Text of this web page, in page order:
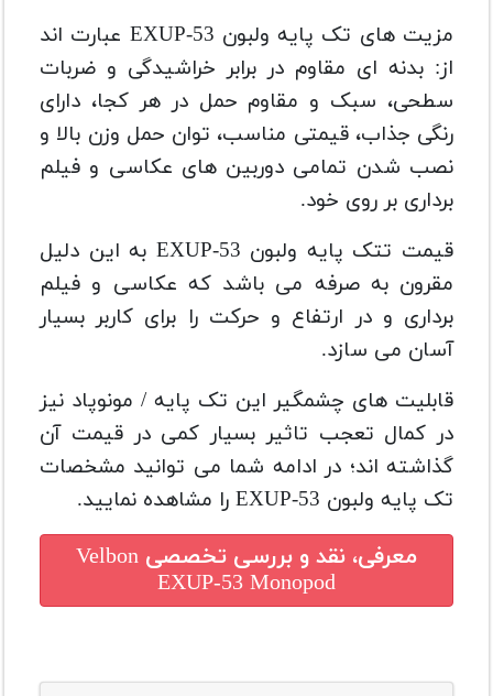
مزیت های تک پایه ولبون EXUP-53 عبارت اند
از: بدنه ای مقاوم در برابر خراشیدگی و ضربات
سطحی، سبک و مقاوم حمل در هر کجا، دارای
رنگی جذاب، قیمتی مناسب، توان حمل وزن بالا و
نصب شدن تمامی دوربین های عکاسی و فیلم
برداری بر روی خود.
قیمت تتک پایه ولبون EXUP-53 به این دلیل
مقرون به صرفه می باشد که عکاسی و فیلم
برداری و در ارتفاع و حرکت را برای کاربر بسیار
آسان می سازد.
قابلیت های چشمگیر این تک پایه / مونوپاد نیز
در کمال تعجب تاثیر بسیار کمی در قیمت آن
گذاشته اند؛ در ادامه شما می توانید مشخصات
تک پایه ولبون EXUP-53 را مشاهده نمایید.
معرفی، نقد و بررسی تخصصی Velbon
EXUP-53 Monopod